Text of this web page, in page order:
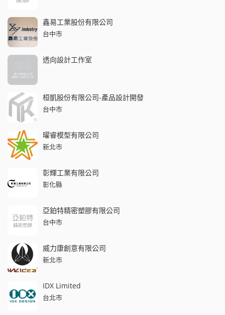
鑫易工業股份有限公司
台中市
透向設計工作室
桓凱股份有限公司-產品設計開發
台中市
曜睿模型有限公司
新北市
彰輝工業有限公司
彰化縣
亞鉑特精密塑膠有限公司
台中市
威力康創意有限公司
新北市
IDX Limited
台北市